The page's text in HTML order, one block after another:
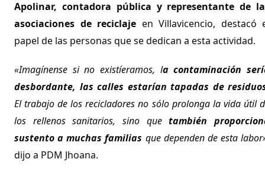
Apolinar, contadora pública y representante de
asociaciones de reciclaje en Villavicencio, destacó
papel de las personas que se dedican a esta actividad.
«Imagínense si no existíeramos, la contaminación
desbordante, las calles estarían tapadas de
El trabajo de los recicladores no sólo prolonga la vida útil
los rellenos sanitarios, sino quetambién
sustento a muchas familias que dependen de esta
dijo a PDM Jhoana.